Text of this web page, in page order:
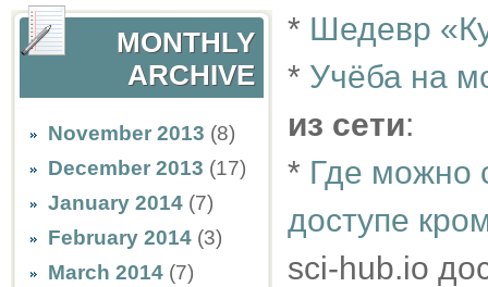
MONTHLY
ARCHIVE
November 2013 (8)
December 2013 (17)
January 2014 (7)
February 2014 (3)
March 2014 (7)
* Шедевр
* Учёба на
из сети:
* Где можно
доступе
sci-hub.io